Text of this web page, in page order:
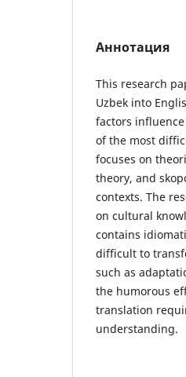
Аннотация
This research
Uzbek into
factors
of the most
focuses on
theory, and
contexts. The
on cultural
contains
difficult to
such as
the humorous
translation
understanding.